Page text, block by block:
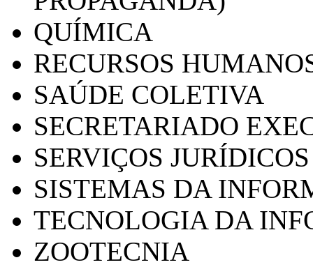
QUÍMICA
RECURSOS
SAÚDE COLETIVA
SECRETARIADO
SERVIÇOS
SISTEMAS DA
TECNOLOGIA DA
ZOOTECNIA